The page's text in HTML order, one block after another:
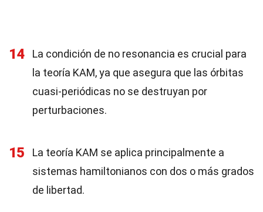
14
La condición de no resonancia es crucial para
la teoría KAM, ya que asegura que las órbitas
cuasi-periódicas no se destruyan por
perturbaciones.
15
La teoría KAM se aplica principalmente a
sistemas hamiltonianos con dos o más grados
de libertad.